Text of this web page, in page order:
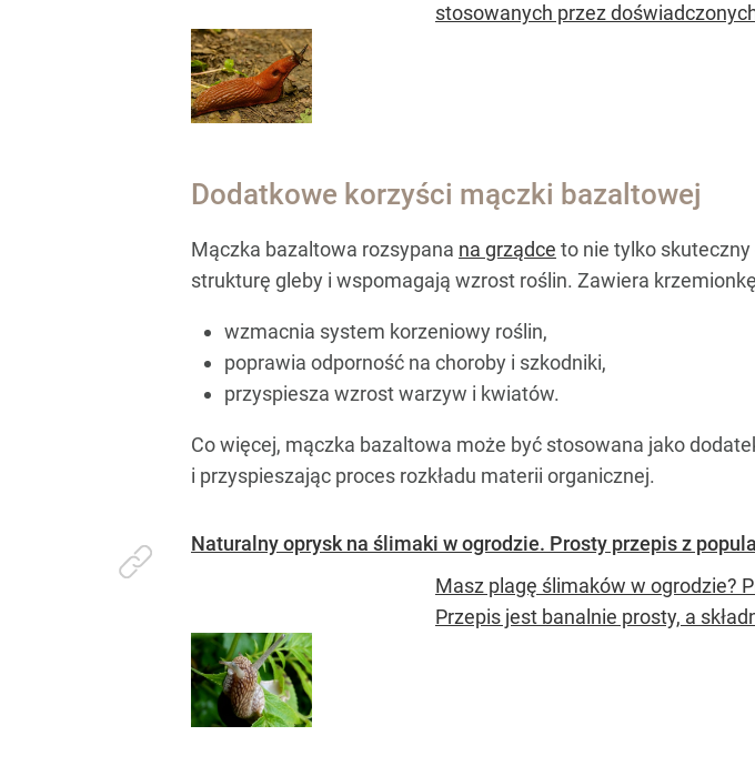
stosowanych przez
Dodatkowe korzyści mączki bazaltowej
Mączka bazaltowa rozsypana na grządce to nie tylko
strukturę gleby i wspomagają wzrost roślin. Zawiera
wzmacnia system korzeniowy roślin,
poprawia odporność na choroby i szkodniki,
przyspiesza wzrost warzyw i kwiatów.
Co więcej, mączka bazaltowa może być stosowana jako
i przyspieszając proces rozkładu materii organicznej.
Naturalny oprysk na ślimaki w ogrodzie. Prosty przepis z
Masz plagę ślimaków w ogrodzie?
Przepis jest banalnie prosty, a